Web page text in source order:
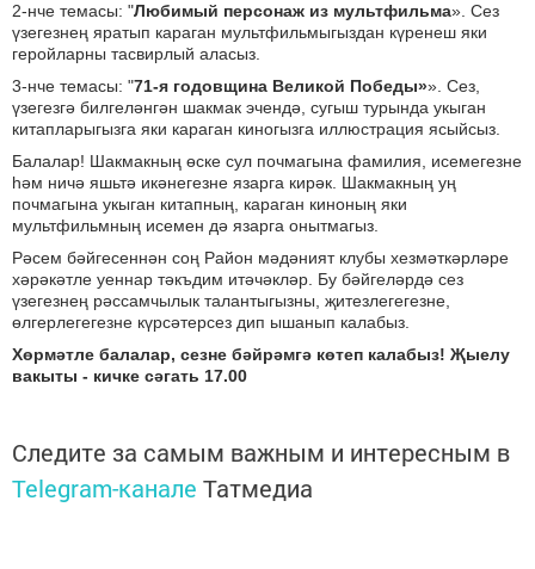
2-нче темасы: "Любимый персонаж из мультфильма». Сез
үзегезнең яратып караган мультфильмыгыздан күренеш яки
геройларны тасвирлый аласыз.
3-нче темасы: "71-я годовщина Великой Победы»». Сез,
үзегезгә билгеләнгән шакмак эчендә, сугыш турында укыган
китапларыгызга яки караган киногызга иллюстрация ясыйсыз.
Балалар! Шакмакның өске сул почмагына фамилия, исемегезне
һәм ничә яшьтә икәнегезне язарга кирәк. Шакмакның уң
почмагына укыган китапның, караган киноның яки
мультфильмның исемен дә язарга онытмагыз.
Рәсем бәйгесеннән соң Район мәдәният клубы хезмәткәрләре
хәрәкәтле уеннар тәкъдим итәчәкләр. Бу бәйгеләрдә сез
үзегезнең рәссамчылык талантыгызны, җитезлегегезне,
өлгерлегегезне күрсәтерсез дип ышанып калабыз.
Хөрмәтле балалар, сезне бәйрәмгә көтеп калабыз! Җыелу
вакыты - кичке сәгать 17.00
Следите за самым важным и интересным в
Telegram-канале Татмедиа